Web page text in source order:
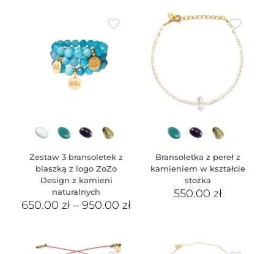
Zestaw 3 bransoletek z
blaszką z logo ZoZo
Design z kamieni
naturalnych
650.00zł –950.00zł
Bransoletka z pereł z
kamieniem w kształcie
stożka
550.00 zł